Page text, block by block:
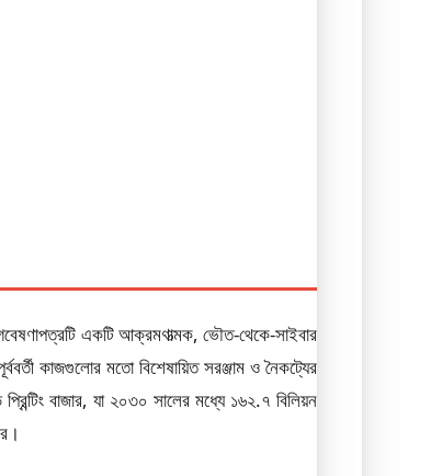
একটি আক্রমণাত্মক, ভৌত-থেকে-সাইবার
কাজগুলোর মতো বিশেষায়িত সরঞ্জাম ও নৈকট্যের
বাজার, যা ২০৩০ সালের মধ্যে ১৬২.৭ বিলিয়ন